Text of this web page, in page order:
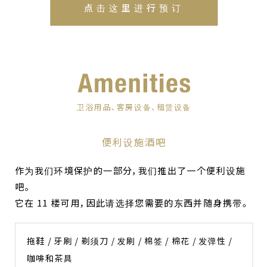
点击这里进行预订
卫浴用品、客房设备、租赁设备
便利设施酒吧
作为我们环境保护的一部分，我们推出了一个便利设施
吧。
它在 11 楼可用，因此请选择您需要的东西并随身携带。
拖鞋 / 牙刷 / 剃须刀 / 发刷 / 棉签 / 棉花 / 发弹性 /
咖啡和茶具